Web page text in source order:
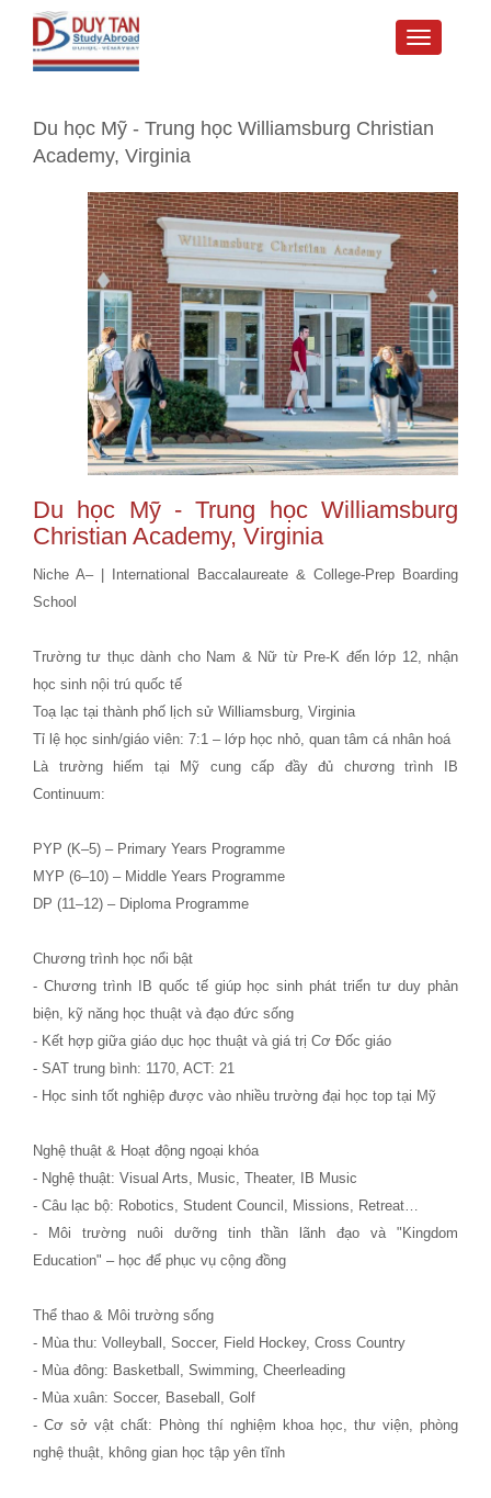
Toggle
Du học Mỹ - Trung học Williamsburg Christian
Academy, Virginia
Du học Mỹ- Trung học Williamsburg
Christian Academy, Virginia
Niche A– | International Baccalaureate & College-Prep Boarding
School
Trường tư thục dành cho Nam & Nữ từ Pre-K đến lớp 12, nhận
học sinh nội trú quốc tế
Toạ lạc tại thành phố lịch sử Williamsburg, Virginia
Tỉ lệ học sinh/giáo viên: 7:1 – lớp học nhỏ, quan tâm cá nhân hoá
Là trường hiếm tại Mỹ cung cấp đầy đủ chương trình IB
Continuum:
PYP (K–5) – Primary Years Programme
MYP (6–10) – Middle Years Programme
DP (11–12) – Diploma Programme
Chương trình học nổi bật
- Chương trình IB quốc tế giúp học sinh phát triển tư duy phản
biện, kỹ năng học thuật và đạo đức sống
- Kết hợp giữa giáo dục học thuật và giá trị Cơ Đốc giáo
- SAT trung bình: 1170, ACT: 21
- Học sinh tốt nghiệp được vào nhiều trường đại học top tại Mỹ
Nghệ thuật & Hoạt động ngoại khóa
- Nghệ thuật: Visual Arts, Music, Theater, IB Music
- Câu lạc bộ: Robotics, Student Council, Missions, Retreat…
- Môi trường nuôi dưỡng tinh thần lãnh đạo và "Kingdom
Education" – học để phục vụ cộng đồng
Thể thao & Môi trường sống
- Mùa thu: Volleyball, Soccer, Field Hockey, Cross Country
- Mùa đông: Basketball, Swimming, Cheerleading
- Mùa xuân: Soccer, Baseball, Golf
- Cơ sở vật chất: Phòng thí nghiệm khoa học, thư viện, phòng
nghệ thuật, không gian học tập yên tĩnh